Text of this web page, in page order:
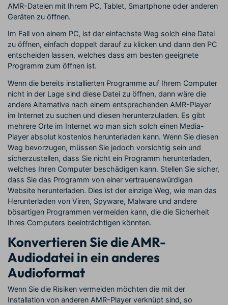
AMR-Dateien mit Ihrem PC, Tablet, Smartphone oder anderen
Geräten zu öffnen.
Im Fall von einem PC, ist der einfachste Weg solch eine Datei
zu öffnen, einfach doppelt darauf zu klicken und dann den PC
entscheiden lassen, welches dass am besten geeignete
Programm zum öffnen ist.
Wenn die bereits installierten Programme auf Ihrem Computer
nicht in der Lage sind diese Datei zu öffnen, dann wäre die
andere Alternative nach einem entsprechenden AMR-Player
im Internet zu suchen und diesen herunterzuladen. Es gibt
mehrere Orte im Internet wo man sich solch einen Media-
Player absolut kostenlos herunterladen kann. Wenn Sie diesen
Weg bevorzugen, müssen Sie jedoch vorsichtig sein und
sicherzustellen, dass Sie nicht ein Programm herunterladen,
welches Ihren Computer beschädigen kann. Stellen Sie sicher,
dass Sie das Programm von einer vertrauenswürdigen
Website herunterladen. Dies ist der einzige Weg, wie man das
Herunterladen von Viren, Spyware, Malware und andere
bösartigen Programmen vermeiden kann, die die Sicherheit
Ihres Computers beeinträchtigen könnten.
Konvertieren Sie die AMR-
Audiodatei in ein anderes
Audioformat
Wenn Sie die Risiken vermeiden möchten die mit der
Installation von anderen AMR-Player verknüpt sind, so